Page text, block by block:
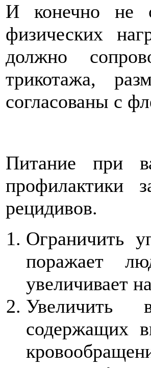
И конечно не
физических
должно
трикотажа,
согласованы с
Питание при
профилактики
рецидивов.
Ограничить
поражает
увеличивает
Увеличить
содержащих